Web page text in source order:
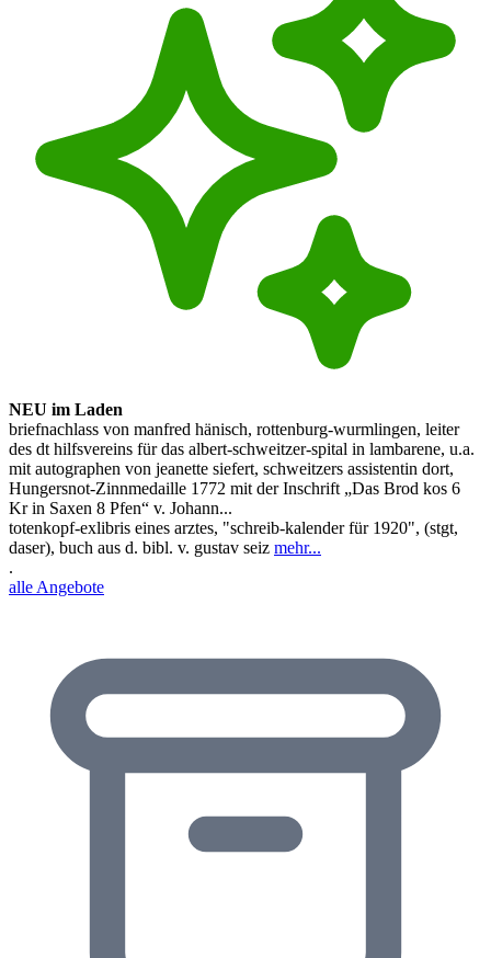
NEU im Laden
briefnachlass von manfred hänisch, rottenburg-wurmlingen, leiter
des dt hilfsvereins für das albert-schweitzer-spital in lambarene, u.a.
mit autographen von jeanette siefert, schweitzers assistentin dort,
Hungersnot-Zinnmedaille 1772 mit der Inschrift „Das Brod kos 6
Kr in Saxen 8 Pfen“ v. Johann...
totenkopf-exlibris eines arztes, "schreib-kalender für 1920", (stgt,
daser), buch aus d. bibl. v. gustav seiz mehr...
.
alle Angebote